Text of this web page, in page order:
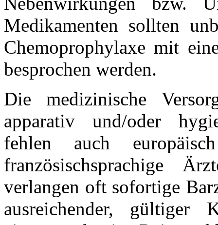
Medikamenten sollten
Chemoprophylaxe mit
besprochen werden.
Die medizinische
apparativ und/oder
fehlen auch
französischsprachige
verlangen oft sofortige
ausreichender, gültiger